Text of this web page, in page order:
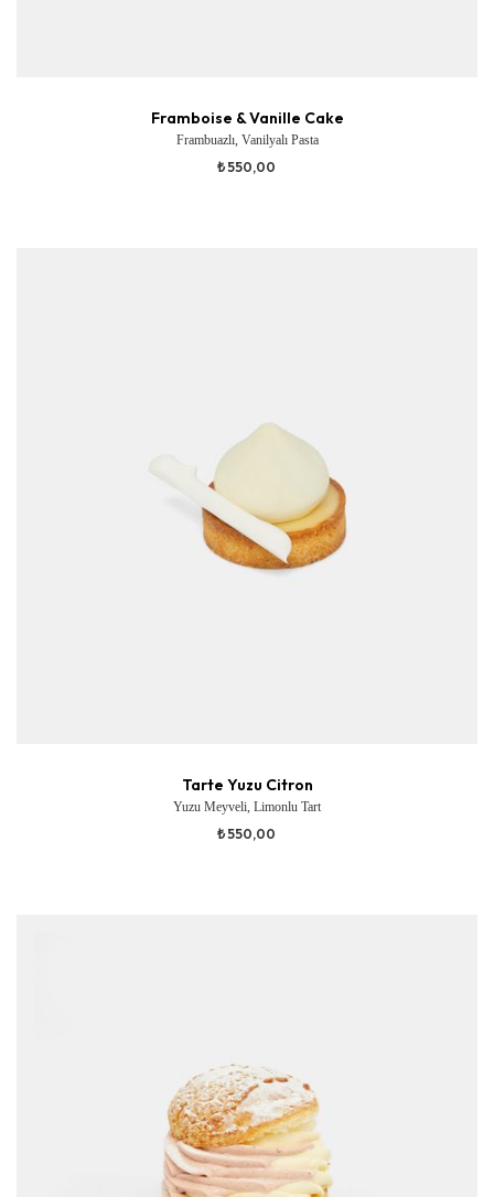
Framboise & Vanille Cake
Frambuazlı, Vanilyalı Pasta
₺ 550,00
Tarte Yuzu Citron
Yuzu Meyveli, Limonlu Tart
₺ 550,00